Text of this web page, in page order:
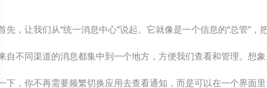
先，让我们从“统一消息中心”说起。它就像是一个信息的“总管”，
自不同渠道的消息都集中到一个地方，方便我们查看和管理。想象
下，你不再需要频繁切换应用去查看通知，而是可以在一个界面里